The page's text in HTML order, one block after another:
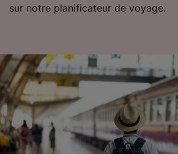
sur notre planificateur de voyage.